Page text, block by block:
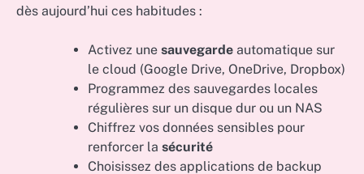
dès aujourd’hui ces habitudes :
Activez une sauvegarde automatique sur
le cloud (Google Drive, OneDrive, Dropbox)
Programmez des sauvegardes locales
régulières sur un disque dur ou un NAS
Chiffrez vos données sensibles pour
renforcer la sécurité
Choisissez des applications de backup